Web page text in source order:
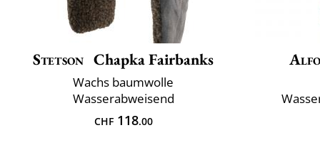
Stetson Chapka Fairbanks
Wachs baumwolle
Wasserabweisend
CHF118.00